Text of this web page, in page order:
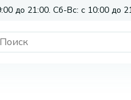
до 21:00. Сб-Вс: с 10:00 до